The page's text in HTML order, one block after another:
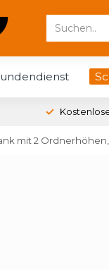
mit 2